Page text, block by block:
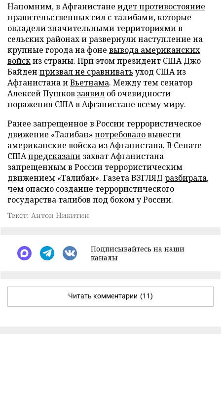
Напомним, в Афганистане идет противостояние
правительственных сил с талибами, которые
овладели значительными территориями в
сельских районах и развернули наступление на
крупные города на фоне вывода американских
войскиз страны. При этом президент США Джо
Байден призвал не сравнивать уход США из
Афганистана иВьетнама. Между тем сенатор
Алексей Пушков заявил об очевидности
поражения США в Афганистане всему миру.
Ранее запрещенное в России террористическое
движение «Талибан» потребоваловывести
американские войска из Афганистана. В Сенате
СШАпредсказали захват Афганистана
запрещенным в России террористическим
движением «Талибан». Газета ВЗГЛЯД разбирала,
чем опасно создание террористического
государства талибов под боком у России.
Текст: Антон Никитин
Подписывайтесь на наши
каналы
Читать комментарии (11)